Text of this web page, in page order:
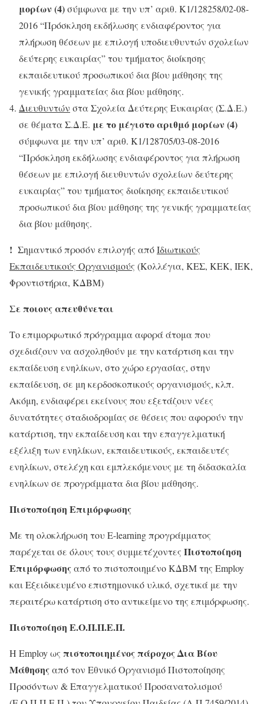
μορίων (4)σύμφωνα με την υπ’ αριθ. Κ1/128258/02-08-
2016 “Πρόσκληση εκδήλωσης ενδιαφέροντος για
πλήρωση θέσεων με επιλογή υποδιευθυντών σχολείων
δεύτερης ευκαιρίας” του τμήματος διοίκησης
εκπαιδευτικού προσωπικού δια βίου μάθησης της
γενικής γραμματείας δια βίου μάθησης.
Διευθυντών στα Σχολεία Δεύτερης Ευκαιρίας (Σ.Δ.Ε.)
σε θέματα Σ.Δ.Ε. με το μέγιστο αριθμό μορίων (4)
σύμφωνα με την υπ’ αριθ. Κ1/128705/03-08-2016
“Πρόσκληση εκδήλωσης ενδιαφέροντος για πλήρωση
θέσεων με επιλογή διευθυντών σχολείων δεύτερης
ευκαιρίας” του τμήματος διοίκησης εκπαιδευτικού
προσωπικού δια βίου μάθησης της γενικής γραμματείας
δια βίου μάθησης.
! Σημαντικό προσόν επιλογής απόΙδιωτικούς
Εκπαιδευτικούς Οργανισμούς (Κολλέγια, ΚΕΣ, ΚΕΚ, ΙΕΚ,
Φροντιστήρια, ΚΔΒΜ)
Σε ποιους απευθύνεται
Το επιμορφωτικό πρόγραμμα αφορά άτομα που
σχεδιάζουν να ασχοληθούν με την κατάρτιση και την
εκπαίδευση ενηλίκων, στο χώρο εργασίας, στην
εκπαίδευση, σε μη κερδοσκοπικούς οργανισμούς, κλπ.
Ακόμη, ενδιαφέρει εκείνους που εξετάζουν νέες
δυνατότητες σταδιοδρομίας σε θέσεις που αφορούν την
κατάρτιση, την εκπαίδευση και την επαγγελματική
εξέλιξη των ενηλίκων, εκπαιδευτικούς, εκπαιδευτές
ενηλίκων, στελέχη και εμπλεκόμενους με τη διδασκαλία
ενηλίκων σε προγράμματα δια βίου μάθησης.
Πιστοποίηση Επιμόρφωσης
Με τη ολοκλήρωση του E-learning προγράμματος
παρέχεται σε όλους τους συμμετέχοντες Πιστοποίηση
Επιμόρφωσηςαπό το πιστοποιημένο ΚΔΒΜ της Employ
και Εξειδικευμένο επιστημονικό υλικό, σχετικά με την
περαιτέρω κατάρτιση στο αντικείμενο της επιμόρφωσης.
Πιστοποίηση Ε.Ο.Π.Π.Ε.Π.
H Employ ως πιστοποιημένος πάροχος Δια Βίου
Μάθησηςαπό τον Εθνικό Οργανισμό Πιστοποίησης
Προσόντων & Επαγγελματικού Προσανατολισμού